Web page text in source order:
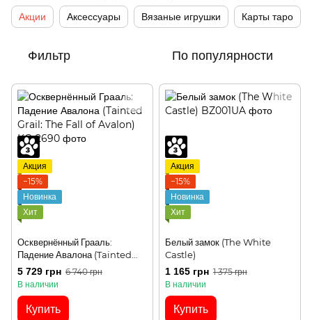
Акции Аксессуары Вязаные игрушки Карты таро
Фильтр По популярности
Акция
−15%
Новинка
Хит
Осквернённый Грааль:
Падение Авалона (Tainted
Grail: The Fall of Avalon)
5 729 грн 6 740 грн
В наличии
Купить
Акция
−15%
Новинка
Хит
Белый замок (The White
Castle)
1 165 грн 1 375 грн
В наличии
Купить